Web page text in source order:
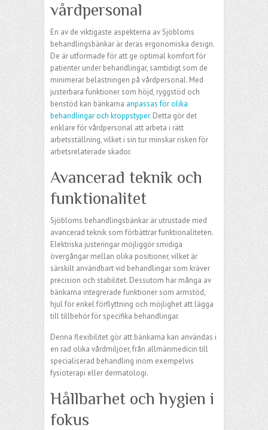
vårdpersonal
En av de viktigaste aspekterna av Sjöbloms
behandlingsbänkar är deras ergonomiska design.
De är utformade för att ge optimal komfort för
patienter under behandlingar, samtidigt som de
minimerar belastningen på vårdpersonal. Med
justerbara funktioner som höjd, ryggstöd och
benstöd kan bänkarna anpassas för olika
behandlingar och kroppstyper. Detta gör det
enklare för vårdpersonal att arbeta i rätt
arbetsställning, vilket i sin tur minskar risken för
arbetsrelaterade skador.
Avancerad teknik och
funktionalitet
Sjöbloms behandlingsbänkar är utrustade med
avancerad teknik som förbättrar funktionaliteten.
Elektriska justeringar möjliggör smidiga
övergångar mellan olika positioner, vilket är
särskilt användbart vid behandlingar som kräver
precision och stabilitet. Dessutom har många av
bänkarna integrerade funktioner som armstöd,
hjul för enkel förflyttning och möjlighet att lägga
till tillbehör för specifika behandlingar.
Denna flexibilitet gör att bänkarna kan användas i
en rad olika vårdmiljöer, från allmänmedicin till
specialiserad behandling inom exempelvis
fysioterapi eller dermatologi.
Hållbarhet och hygien i
fokus